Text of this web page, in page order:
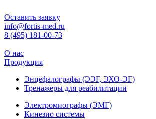
Оставить заявку
info@fortis-med.ru
8 (495) 181-00-73
О нас
Продукция
Энцефалографы (ЭЭГ, ЭХО-ЭГ)
Тренажеры для реабилитации
Электромиографы (ЭМГ)
Кинезио системы